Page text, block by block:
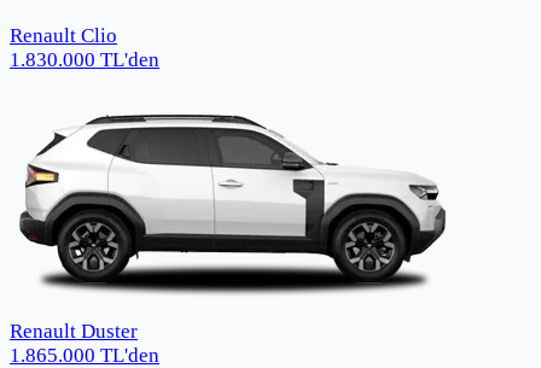
Renault Clio
1.830.000 TL'den
Renault Duster
1.865.000 TL'den